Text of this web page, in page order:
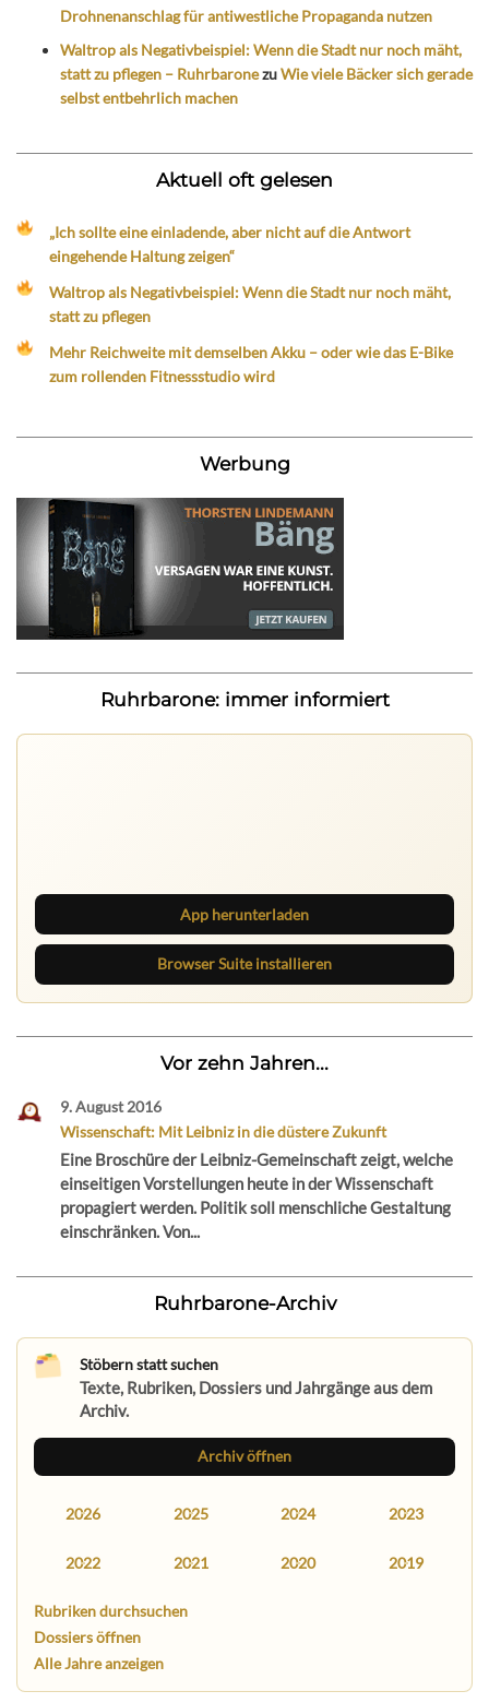
Drohnenanschlag für antiwestliche Propaganda nutzen
Waltrop als Negativbeispiel: Wenn die Stadt nur noch mäht,
statt zu pflegen – RuhrbaronezuWie viele Bäcker sich gerade
selbst entbehrlich machen
Aktuell oft gelesen
„Ich sollte eine einladende, aber nicht auf die Antwort
eingehende Haltung zeigen“
Waltrop als Negativbeispiel: Wenn die Stadt nur noch mäht,
statt zu pflegen
Mehr Reichweite mit demselben Akku – oder wie das E-Bike
zum rollenden Fitnessstudio wird
Werbung
Ruhrbarone: immer informiert
App herunterladen
Browser Suite installieren
Vor zehn Jahren...
9. August 2016
Wissenschaft: Mit Leibniz in die düstere Zukunft
Eine Broschüre der Leibniz-Gemeinschaft zeigt, welche
einseitigen Vorstellungen heute in der Wissenschaft
propagiert werden. Politik soll menschliche Gestaltung
einschränken. Von...
Ruhrbarone-Archiv
Stöbern statt suchen
Texte, Rubriken, Dossiers und Jahrgänge aus dem
Archiv.
Archiv öffnen
2026 2025 2024 2023
2022 2021 2020 2019
Rubriken durchsuchen
Dossiers öffnen
Alle Jahre anzeigen